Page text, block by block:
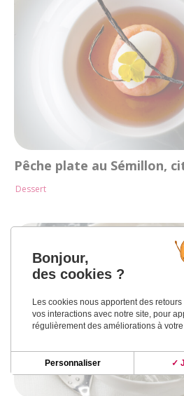
Pêche plate au Sémillon,
Dessert
Bonjour,
des cookies ?
Les cookies nous apportent des
vos interactions avec notre site, pour
régulièrement des améliorations à
✓
Personnaliser